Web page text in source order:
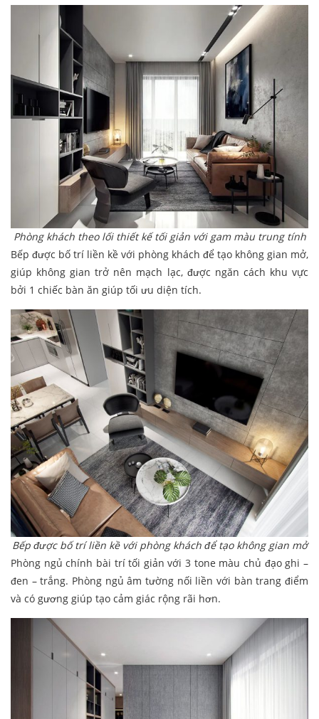
Phòng khách theo lối thiết kế tối giản với gam màu trung tính
Bếp được bố trí liền kề với phòng khách để tạo không gian mở,
giúp không gian trở nên mạch lạc, được ngăn cách khu vực
bởi 1 chiếc bàn ăn giúp tối ưu diện tích.
Bếp được bố trí liền kề với phòng khách để tạo không gian mở
Phòng ngủ chính bài trí tối giản với 3 tone màu chủ đạo ghi –
đen – trắng. Phòng ngủ âm tường nối liền với bàn trang điểm
và có gương giúp tạo cảm giác rộng rãi hơn.